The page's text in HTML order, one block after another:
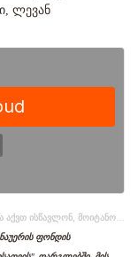
ლევან
- ბიტისის (BITISI) დამფუძნებელი, ლევან ნიფარიშვილი
ფონდის